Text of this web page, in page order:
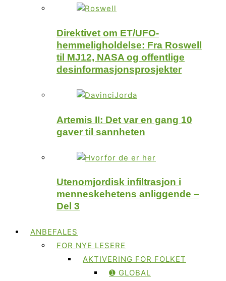
Direktivet om ET/UFO-
hemmeligholdelse: Fra Roswell
til MJ12, NASA og offentlige
desinformasjonsprosjekter
Artemis II: Det var en gang 10
gaver til sannheten
Utenomjordisk infiltrasjon i
menneskehetens anliggende –
Del 3
ANBEFALES
FOR NYE LESERE
AKTIVERING FOR FOLKET
➊ GLOBAL